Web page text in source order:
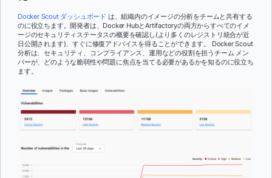
Docker Scout ダッシュボード は、組織内のイメージの分析をチームと共有する
のに役立ちます。開発者は、Docker HubとArtifactoryの両方からすべてのイメ
ージのセキュリティステータスの概要を確認し(より多くのレジストリ統合が近
日公開されます)、すぐに修復アドバイスを得ることができます。 Docker Scout
分析は、セキュリティ、コンプライアンス、運用などの役割を担うチーム メン
バーが、どのような脆弱性や問題に焦点を当てる必要があるかを知るのに役立ち
ます。